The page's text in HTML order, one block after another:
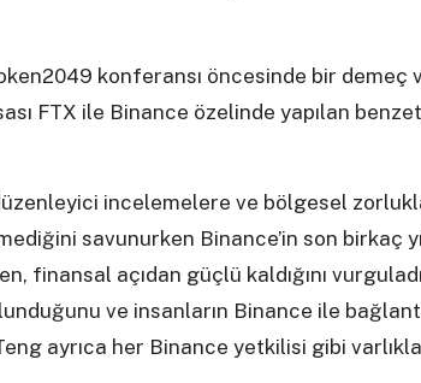
konferansı öncesinde bir demeç
FTX ile Binance özelinde yapılan
incelemelere ve bölgesel
savunurken Binance’in son birkaç
finansal açıdan güçlü kaldığını
ve insanların Binance ile
ayrıca her Binance yetkilisi gibi